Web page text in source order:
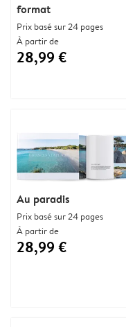
format
Prix basé sur 24 pages
À partir de
28,99 €
Au paradis
Prix basé sur 24 pages
À partir de
28,99 €